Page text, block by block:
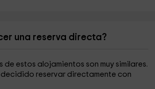
una reserva directa?
estos alojamientos son muy similares.
reservar directamente con